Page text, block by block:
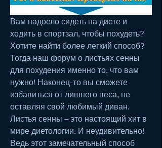
Вам надоело сидеть на диете и
ходить в спортзал, чтобы похудеть?
Хотите найти более легкий способ?
Тогда наш форум о листьях сенны
для похудения именно то, что вам
нужно! Наконец-то вы сможете
избавиться от лишнего веса, не
оставляя свой любимый диван.
Листья сенны – это настоящий хит в
мире диетологии. И неудивительно!
Ведь этот замечательный способ